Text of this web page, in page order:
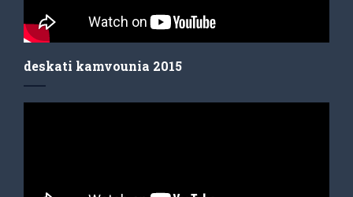
deskati kamvounia 2015